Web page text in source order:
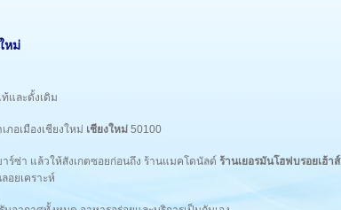
หม่
และดั้งเดิม
ภอเมืองเชียงใหม่ เชียงใหม่ 50100
ร์ซ่า แล้วให้สังเกตซอยก่อนถึง ร้านแมคโดนัลด์ ร้านเยอรมันโฮฟบรอยเฮ้าส์
อยเคราะห์